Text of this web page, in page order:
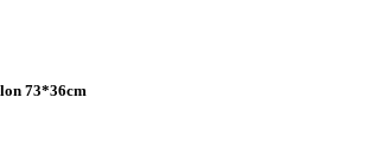
73*36cm